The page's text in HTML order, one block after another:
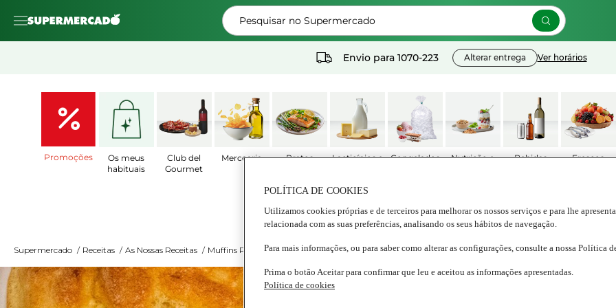
Pesquisar no Supermercado
Envio para 1070-223 Alterar entrega Ver horários
Promoções
Os meus
habituais
Club del
Gourmet
Mercearia
Pratos
Lacticínios e
Congelados
Nutrição e
Bebidas Frescos
MUFFINS PROTEICOS DE FARINHA DE
Supermercado / Receitas / As Nossas Receitas / Muffins Proteicos de Farinha de Tremoço
POLÍTICA DE COOKIES
Utilizamos cookies próprias e de terceiros para melhorar os nossos serviços e para lhe
relacionada com as suas preferências, analisando os seus hábitos de navegação.
Para mais informações, ou para saber como alterar as configurações, consulte a nossa Política
Prima o botão Aceitar para confirmar que leu e aceitou as informações apresentadas.
Política de cookies